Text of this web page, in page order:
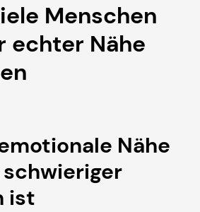
Menschen
echter Nähe
Nähe
ist